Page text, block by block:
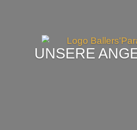
UNSERE